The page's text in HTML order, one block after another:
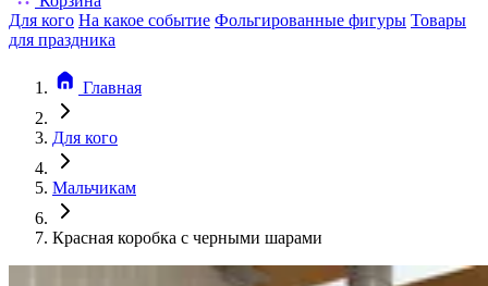
Для кого На какое событие Фольгированные фигуры Товары
для праздника
Главная
Для кого
Мальчикам
Красная коробка с черными шарами